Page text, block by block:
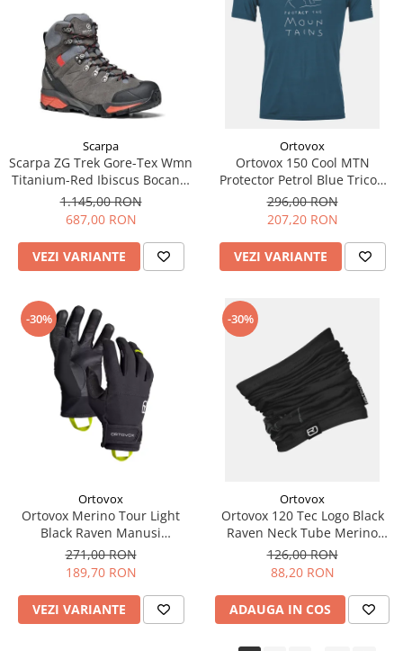
Scarpa
Scarpa ZG Trek Gore-Tex Wmn
Titanium-Red Ibiscus Bocanci
Drumetie Femei
1.145,00 RON
687,00 RON
VEZI VARIANTE
Ortovox
Ortovox 150 Cool MTN
Protector Petrol Blue Tricou
Merino Multisport Barbati
296,00 RON
207,20 RON
VEZI VARIANTE
-30%
Ortovox
Ortovox Merino Tour Light
Black Raven Manusi
Multisport Barbati
271,00 RON
189,70 RON
VEZI VARIANTE
-30%
Ortovox
Ortovox 120 Tec Logo Black
Raven Neck Tube Merino
Multisport Unisex
126,00 RON
88,20 RON
ADAUGA IN COS